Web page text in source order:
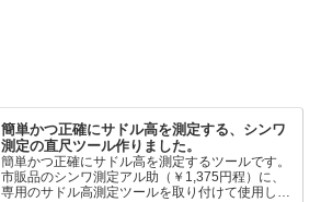
簡単かつ正確にサドル高を測定する、シンワ
測定の直尺ツール作りました。
簡単かつ正確にサドル高を測定するツールです。
市販品のシンワ測定アル助（￥1,375円程）に、
専用のサドル高測定ツールを取り付けて使用しま